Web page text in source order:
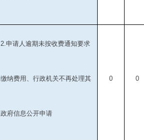
2. 申请人逾期未按收费通知要求
缴纳费用、行政机关不再处理其
政府信息公开申请
0 0